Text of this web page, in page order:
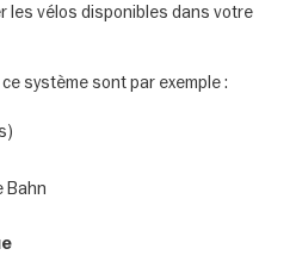
les vélos disponibles dans votre
système sont par exemple :
Bahn